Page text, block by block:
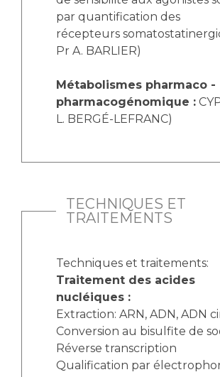
par quantification des
récepteurs
Pr A. BARLIER)
Métabolismes pharmaco -
pharmacogénomique :
L. BERGÉ-LEFRANC)
TECHNIQUES ET
TRAITEMENTS
Techniques et traitements:
Traitement des acides
nucléiques :
Extraction: ARN, ADN, ADN
Conversion au bisulfite de
Réverse transcription
Qualification par